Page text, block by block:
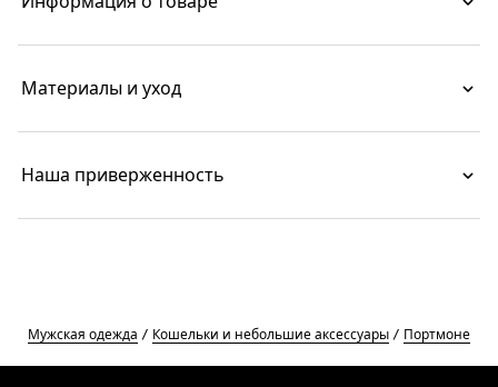
crafted from coated GG canvas in new seasonal
Материалы и уход
Наша приверженность
Мужская одежда Кошельки и небольшие аксессуары Портмоне